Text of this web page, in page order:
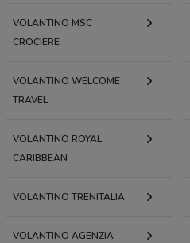
VOLANTINO MSC
CROCIERE
VOLANTINO WELCOME
TRAVEL
VOLANTINO ROYAL
CARIBBEAN
VOLANTINO TRENITALIA
VOLANTINO AGENZIA